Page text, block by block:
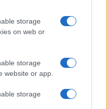
storage
on web or
storage
website or app.
storage
(új)
(2025)